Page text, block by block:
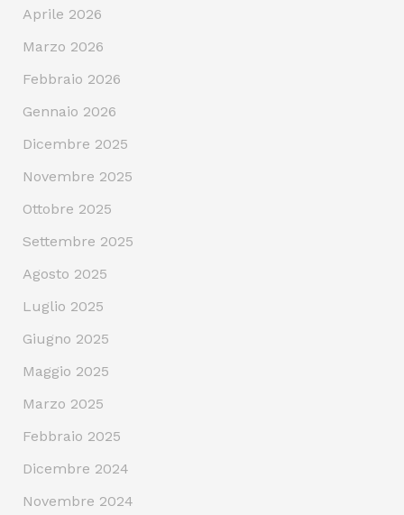
Aprile 2026
Marzo 2026
Febbraio 2026
Gennaio 2026
Dicembre 2025
Novembre 2025
Ottobre 2025
Settembre 2025
Agosto 2025
Luglio 2025
Giugno 2025
Maggio 2025
Marzo 2025
Febbraio 2025
Dicembre 2024
Novembre 2024